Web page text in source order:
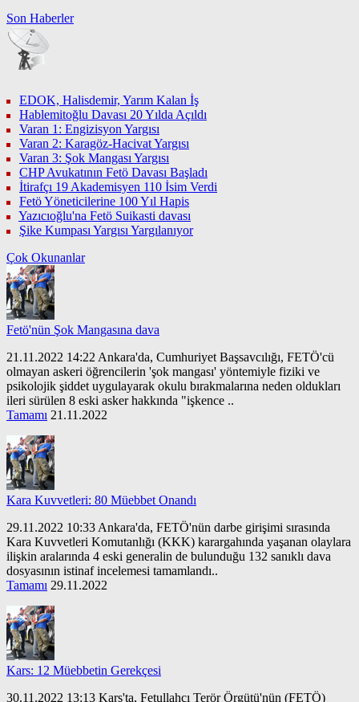
Son Haberler
EDOK, Halisdemir, Yarım Kalan İş
Hablemitoğlu Davası 20 Yılda Açıldı
Varan 1: Engizisyon Yargısı
Varan 2: Karagöz-Hacivat Yargısı
Varan 3: Şok Mangası Yargısı
CHP Avukatının Fetö Davası Başladı
İtirafçı 19 Akademisyen 110 İsim Verdi
Fetö Yöneticilerine 100 Yıl Hapis
Yazıcıoğlu'na Fetö Suikasti davası
Şike Kumpası Yargısı Yargılanıyor
Çok Okunanlar
Fetö'nün Şok Mangasına dava
21.11.2022 14:22 Ankara'da, Cumhuriyet Başsavcılığı, FETÖ'cü
olmayan askeri öğrencilerin 'şok mangası' yöntemiyle fiziki ve
psikolojik şiddet uygulayarak okulu bırakmalarına neden oldukları
ileri sürülen 8 eski asker hakkında "işkence ..
Tamamı 21.11.2022
Kara Kuvvetleri: 80 Müebbet Onandı
29.11.2022 10:33 Ankara'da, FETÖ'nün darbe girişimi sırasında
Kara Kuvvetleri Komutanlığı (KKK) karargahında yaşanan olaylara
ilişkin aralarında 4 eski generalin de bulunduğu 132 sanıklı dava
dosyasının istinaf incelemesi tamamlandı..
Tamamı 29.11.2022
Kars: 12 Müebbetin Gerekçesi
30.11.2022 13:13 Kars'ta, Fetullahçı Terör Örgütü'nün (FETÖ)